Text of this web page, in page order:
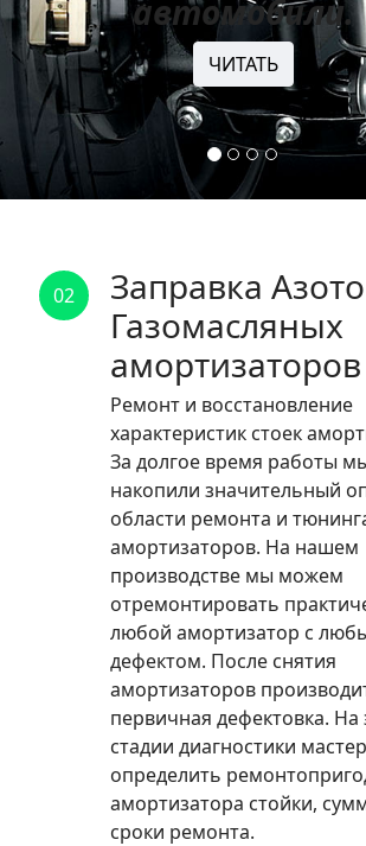
автомобили.
ЧИТАТЬ
02
Заправка
Газомасляных
амортизаторов
Ремонт и восстановление
характеристик стоек
За долгое время работы
накопили значительный
области ремонта и
амортизаторов. На нашем
производстве мы можем
отремонтировать
любой амортизатор с
дефектом. После снятия
амортизаторов
первичная дефектовка. На
стадии диагностики
определить
амортизатора стойки,
сроки ремонта.